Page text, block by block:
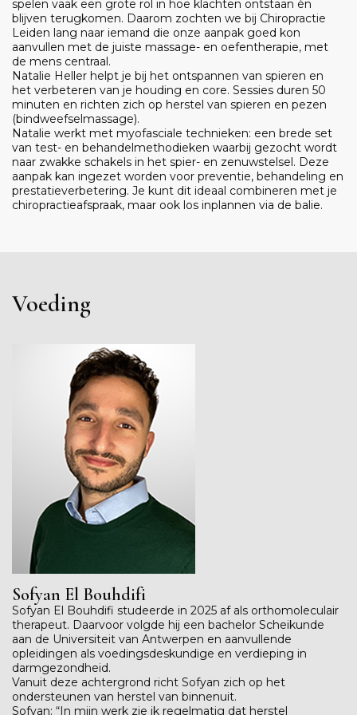
spelen vaak een grote rol in hoe klachten ontstaan én
blijven terugkomen. Daarom zochten we bij Chiropractie
Leiden lang naar iemand die onze aanpak goed kon
aanvullen met de juiste massage- en oefentherapie, met
de mens centraal.
Natalie Heller helpt je bij het ontspannen van spieren en
het verbeteren van je houding en core. Sessies duren 50
minuten en richten zich op herstel van spieren en pezen
(bindweefselmassage).
Natalie werkt met myofasciale technieken: een brede set
van test- en behandelmethodieken waarbij gezocht wordt
naar zwakke schakels in het spier- en zenuwstelsel. Deze
aanpak kan ingezet worden voor preventie, behandeling en
prestatieverbetering. Je kunt dit ideaal combineren met je
chiropractieafspraak, maar ook los inplannen via de balie.
Voeding
Sofyan El Bouhdifi
Sofyan El Bouhdifi studeerde in 2025 af als orthomoleculair
therapeut. Daarvoor volgde hij een bachelor Scheikunde
aan de Universiteit van Antwerpen en aanvullende
opleidingen als voedingsdeskundige en verdieping in
darmgezondheid.
Vanuit deze achtergrond richt Sofyan zich op het
ondersteunen van herstel van binnenuit.
Sofyan: “In mijn werk zie ik regelmatig dat herstel